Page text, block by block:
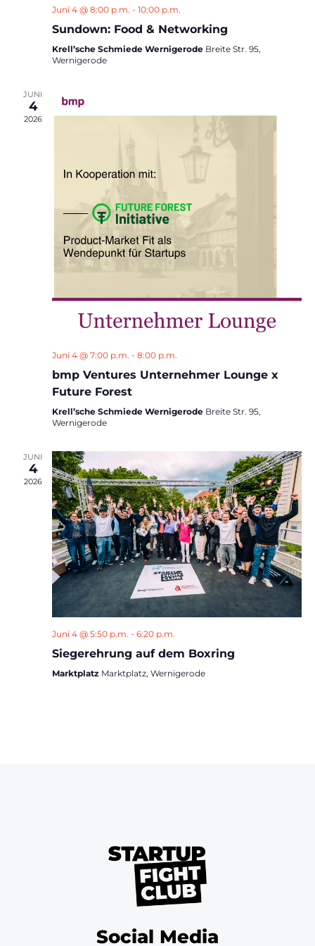
Juni 4 @ 8:00 p.m. - 10:00 p.m.
Sundown: Food & Networking
Krell’sche Schmiede Wernigerode Breite Str. 95,
Wernigerode
JUNI
4
2026
Juni 4 @ 7:00 p.m. - 8:00 p.m.
bmp Ventures Unternehmer Lounge x
Future Forest
Krell’sche Schmiede Wernigerode Breite Str. 95,
Wernigerode
JUNI
4
2026
Juni 4 @ 5:50 p.m. - 6:20 p.m.
Siegerehrung auf dem Boxring
Marktplatz Marktplatz, Wernigerode
Social Media